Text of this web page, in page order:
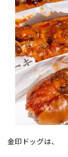
金印ドッグは、